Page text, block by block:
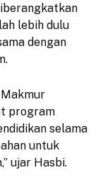
lebih dulu
dengan
program
selama
untuk
ujar Hasbi.